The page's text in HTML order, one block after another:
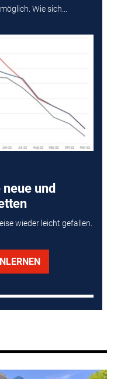
Wie sich...
und
wieder leicht gefallen.